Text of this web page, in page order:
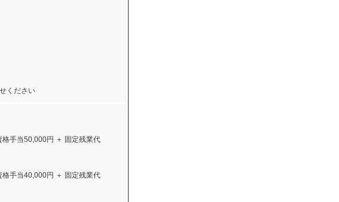
ください
手当50,000円 ＋ 固定残業代
手当40,000円 ＋ 固定残業代